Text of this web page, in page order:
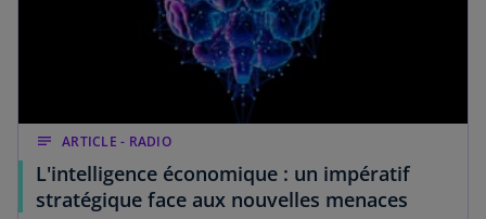
notes ARTICLE - RADIO
L'intelligence économique : un impératif
stratégique face aux nouvelles menaces